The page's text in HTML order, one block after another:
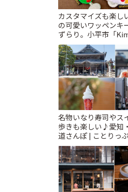
カスタマイズも楽し
の可愛いワッペンキ
ずらり。小平市「
T&K」 | ことりっぷ
名物いなり寿司やス
歩きも楽しい♪愛知
道さんぽ | ことりっ